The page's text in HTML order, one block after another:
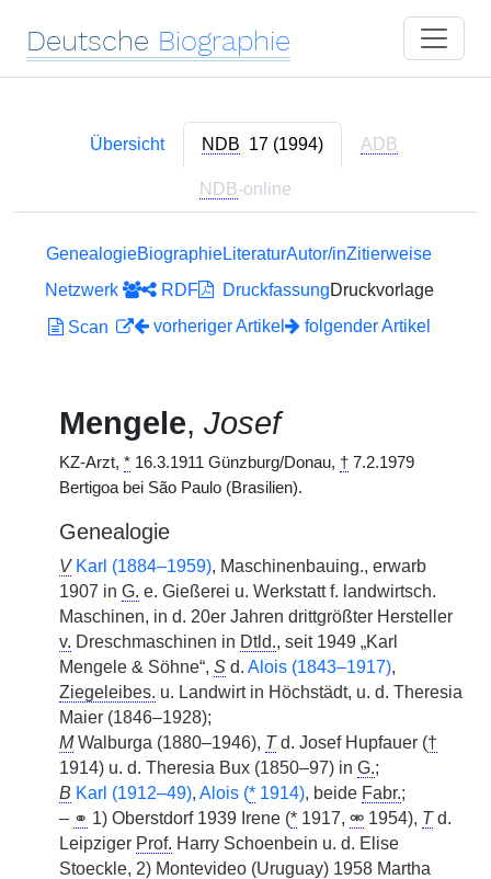
Deutsche Biographie
Übersicht NDB 17 (1994) ADB
NDB-online
GenealogieBiographieLiteraturAutor/inZitierweise
Netzwerk
RDF DruckfassungDruckvorlage
Scan
vorheriger Artikel folgender Artikel
Mengele, Josef
KZ-Arzt, * 16.3.1911 Günzburg/Donau, † 7.2.1979
Bertigoa bei São Paulo (Brasilien).
Genealogie
V Karl (1884–1959), Maschinenbauing., erwarb
1907 in G. e. Gießerei u. Werkstatt f. landwirtsch.
Maschinen, in d. 20er Jahren drittgrößter Hersteller
v. Dreschmaschinen in Dtld., seit 1949 „Karl
Mengele & Söhne“, S d. Alois (1843–1917),
Ziegeleibes. u. Landwirt in Höchstädt, u. d. Theresia
Maier (1846–1928);
MWalburga (1880–1946), Td. Josef Hupfauer (†
1914) u. d. Theresia Bux (1850–97) in G.;
B Karl (1912–49), Alois (* 1914), beide Fabr.;
– ⚭ 1) Oberstdorf 1939 Irene (* 1917, ⚮ 1954), Td.
Leipziger Prof. Harry Schoenbein u. d. Elise
Stoeckle, 2) Montevideo (Uruguay) 1958 Martha